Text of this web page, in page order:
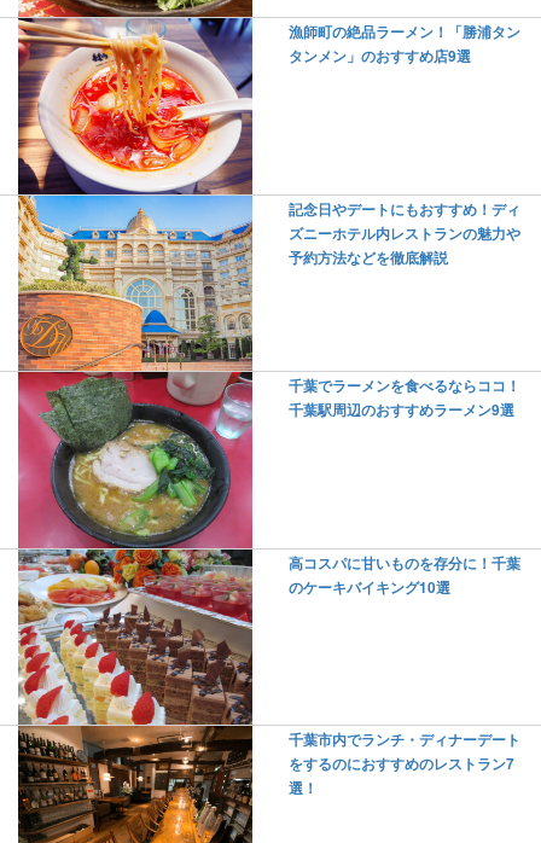
漁師町の絶品ラーメン！「勝浦タン
タンメン」のおすすめ店9選
記念日やデートにもおすすめ！ディ
ズニーホテル内レストランの魅力や
予約方法などを徹底解説
千葉でラーメンを食べるならココ！
千葉駅周辺のおすすめラーメン9選
高コスパに甘いものを存分に！千葉
のケーキバイキング10選
千葉市内でランチ・ディナーデート
をするのにおすすめのレストラン7
選！